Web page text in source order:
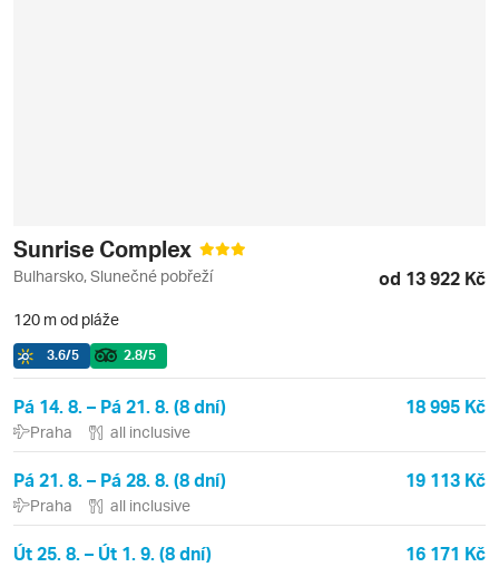
Sunrise Complex
Bulharsko, Slunečné pobřeží od 13 922 Kč
120 m od pláže
3.6/5 2.8/5
Pá 14. 8. – Pá 21. 8. (8 dní) 18 995 Kč
Praha all inclusive
Pá 21. 8. – Pá 28. 8. (8 dní) 19 113 Kč
Praha all inclusive
Út 25. 8. – Út 1. 9. (8 dní) 16 171 Kč